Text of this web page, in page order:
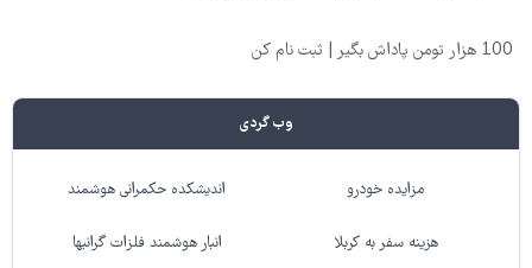
100 هزار تومن پاداش بگیر | ثبت نام کن
وب گردی
مزایده خودرو اندیشکده حکمرانی هوشمند
هزینه سفر به کربلا انبار هوشمند فلزات گرانبها